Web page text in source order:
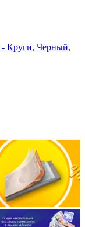
- Круги, Черный,